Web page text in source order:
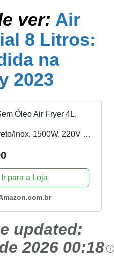
ver: Air
8 Litros:
na
2023
Óleo Air Fryer 4L,
Inox, 1500W, 220V -
Ir para a Loja
updated:
2026 00:18